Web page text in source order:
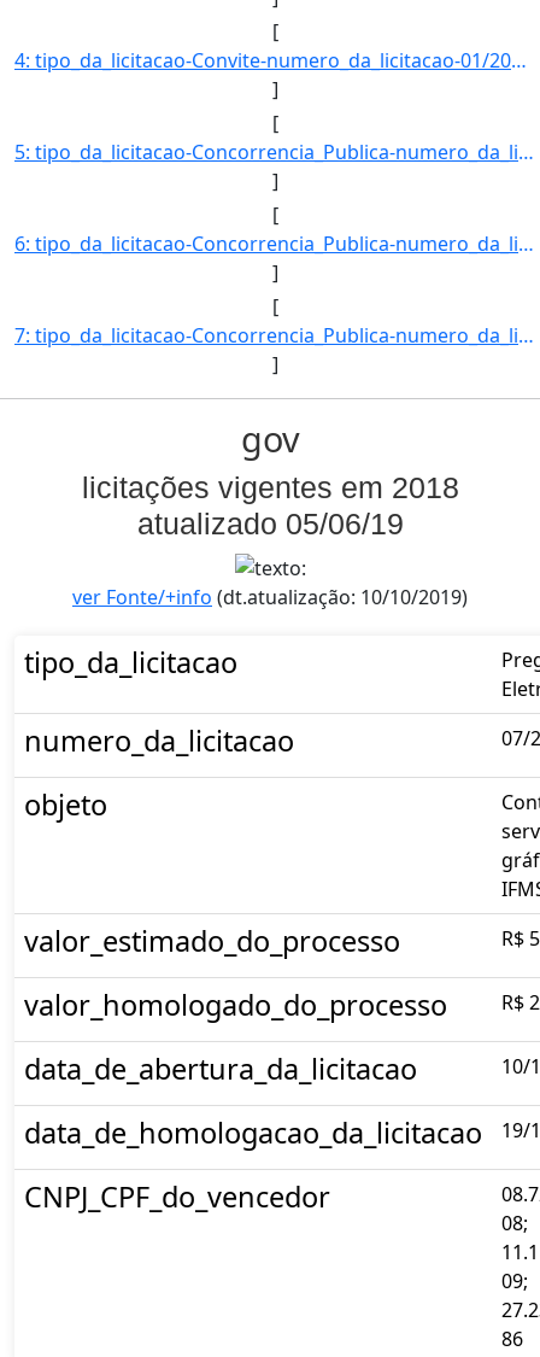
[
4: tipo_da_licitacao-Convite-numero_da_licitacao-01/2018-objeto-Impressao_de_provas_e_gabaritos_para_co]
]
[
5: tipo_da_licitacao-Concorrencia_Publica-numero_da_licitacao-01/2018-objeto-Cobertura_da_quadra_polies]
]
[
6: tipo_da_licitacao-Concorrencia_Publica-numero_da_licitacao-02/2018-objeto-Construcao_de_barracao_pre]
]
[
7: tipo_da_licitacao-Concorrencia_Publica-numero_da_licitacao-03/2018-objeto-Reforma_das_casas_de_NA_pa]
]
gov
licitações vigentes em 2018
atualizado 05/06/19
ver Fonte/+info (dt.atualização: 10/10/2019)
tipo_da_licitacao
numero_da_licitacao 07/
objeto
valor_estimado_do_processo R$
valor_homologado_do_processo R$
data_de_abertura_da_licitacao 10/
data_de_homologacao_da_licitacao 19/
CNPJ_CPF_do_vencedor
08;
09;
86